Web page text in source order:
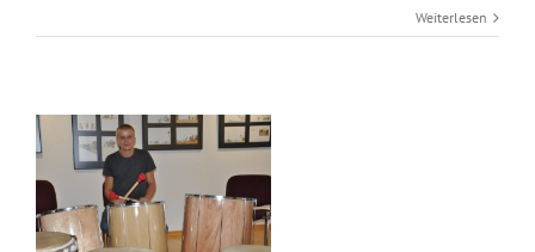
Weiterlesen
Neustart – Wir
trommeln wieder –
Immer Freitags